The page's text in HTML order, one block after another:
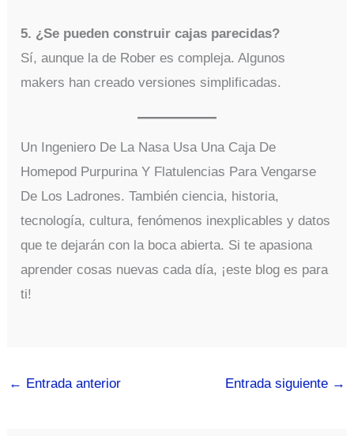
5. ¿Se pueden construir cajas parecidas?
Sí, aunque la de Rober es compleja. Algunos
makers han creado versiones simplificadas.
Un Ingeniero De La Nasa Usa Una Caja De
Homepod Purpurina Y Flatulencias Para Vengarse
De Los Ladrones. También ciencia, historia,
tecnología, cultura, fenómenos inexplicables y datos
que te dejarán con la boca abierta. Si te apasiona
aprender cosas nuevas cada día, ¡este blog es para
ti!
← Entrada anterior Entrada siguiente →